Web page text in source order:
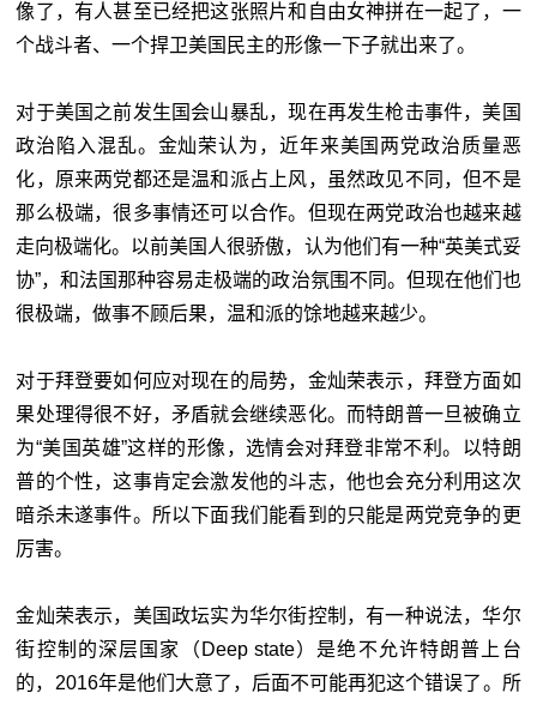
像了，有人甚至已经把这张照片和自由女神拼在一起了，一
个战斗者、一个捍卫美国民主的形像一下子就出来了。
对于美国之前发生国会山暴乱，现在再发生枪击事件，美国
政治陷入混乱。金灿荣认为，近年来美国两党政治质量恶
化，原来两党都还是温和派占上风，虽然政见不同，但不是
那么极端，很多事情还可以合作。但现在两党政治也越来越
走向极端化。以前美国人很骄傲，认为他们有一种“英美式妥
协”，和法国那种容易走极端的政治氛围不同。但现在他们也
很极端，做事不顾后果，温和派的馀地越来越少。
对于拜登要如何应对现在的局势，金灿荣表示，拜登方面如
果处理得很不好，矛盾就会继续恶化。而特朗普一旦被确立
为“美国英雄”这样的形像，选情会对拜登非常不利。以特朗
普的个性，这事肯定会激发他的斗志，他也会充分利用这次
暗杀未遂事件。所以下面我们能看到的只能是两党竞争的更
厉害。
金灿荣表示，美国政坛实为华尔街控制，有一种说法，华尔
街控制的深层国家（Deep state）是绝不允许特朗普上台
的，2016年是他们大意了，后面不可能再犯这个错误了。所